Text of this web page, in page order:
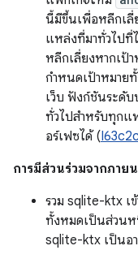
นี้มีขึ้นเพื่อหลีกเลี่
แหล่งที่มาทั่วไปที่
หลีกเลี่ยงหากเป้
กำหนดเป้าหมาย
เว็บ ฟังก์ชันระดั
ทั่วไปสำหรับทุกแ
อร์เฟซได้ (I63c2c
การมีส่วนร่วมจากภาย
รวม sqlite-ktx เ
ทั้งหมดเป็นส่วน
sqlite-ktx เป็นอา